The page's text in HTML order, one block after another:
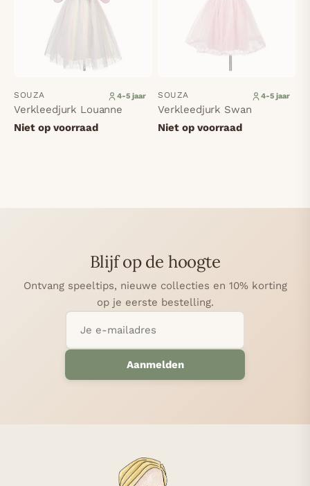
SOUZA 4-5 jaar
Verkleedjurk Louanne
Niet op voorraad
SOUZA 4-5 jaar
Verkleedjurk Swan
Niet op voorraad
Blijf op de hoogte
Ontvang speeltips, nieuwe collecties en 10% korting
op je eerste bestelling.
Aanmelden